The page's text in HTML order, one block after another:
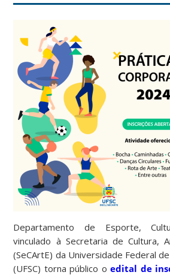
Departamento de Esporte,
vinculado à Secretaria de Cultura,
(SeCArtE) da Universidade Federal
(UFSC) torna público oedital de